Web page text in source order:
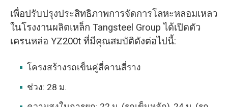
เพื่อปรับปรุงประสิทธิภาพการจัดการโลหะหลอมเหลว
ในโรงงานผลิตเหล็ก Tangsteel Group ได้เปิดตัว
เครนหล่อ YZ200t ที่มีคุณสมบัติดังต่อไปนี้:
โครงสร้างรถเข็นคู่สี่คานสี่ราง
ช่วง: 28 ม.